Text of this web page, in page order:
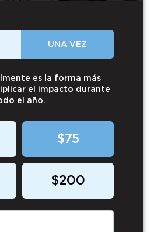
UNA VEZ
es la forma más
el impacto durante
el año.
$75
$200